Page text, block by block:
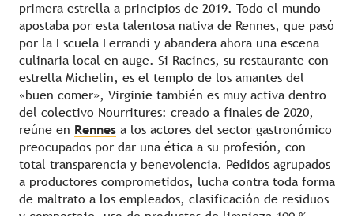
primera estrella a principios de 2019. Todo el mundo
apostaba por esta talentosa nativa de Rennes, que pasó
por la Escuela Ferrandi y abandera ahora una escena
culinaria local en auge. Si Racines, su restaurante con
estrella Michelin, es el templo de los amantes del
«buen comer», Virginie también es muy activa dentro
del colectivo Nourritures: creado a finales de 2020,
reúne en Rennes a los actores del sector gastronómico
preocupados por dar una ética a su profesión, con
total transparencia y benevolencia. Pedidos agrupados
a productores comprometidos, lucha contra toda forma
de maltrato a los empleados, clasificación de residuos